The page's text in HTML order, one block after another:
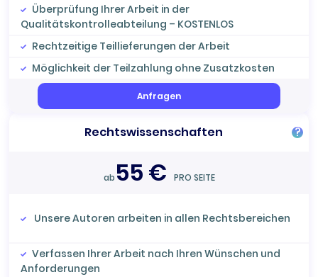
Überprüfung Ihrer Arbeit in der
Qualitätskontrolleabteilung – KOSTENLOS
Rechtzeitige Teillieferungen der Arbeit
Möglichkeit der Teilzahlung ohne Zusatzkosten
Anfragen
Rechtswissenschaften ?
ab 55 € PRO SEITE
Unsere Autoren arbeiten in allen Rechtsbereichen
Verfassen Ihrer Arbeit nach Ihren Wünschen und
Anforderungen